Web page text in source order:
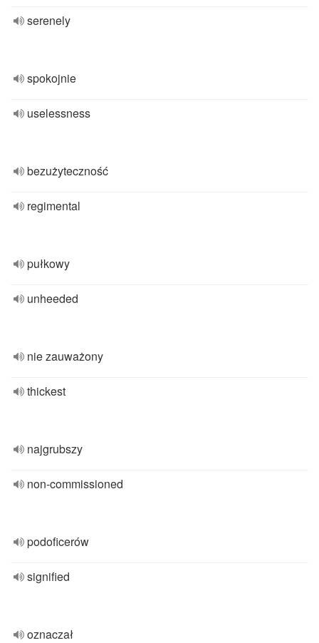
serenely
spokojnie
uselessness
bezużyteczność
regimental
pułkowy
unheeded
nie zauważony
thickest
najgrubszy
non-commissioned
podoficerów
signified
oznaczał